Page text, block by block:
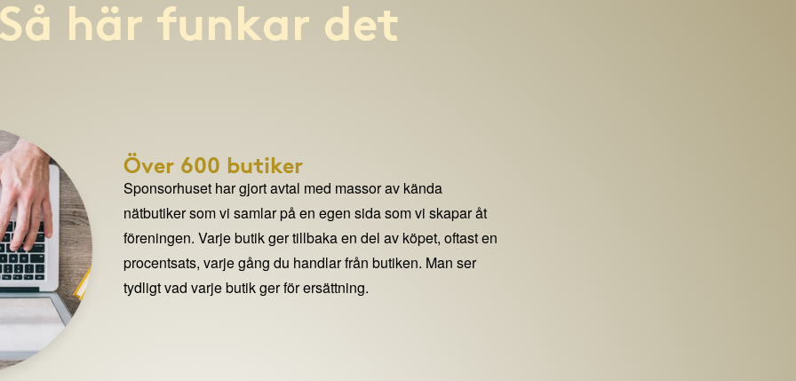
här funkar det
Över 600 butiker
Sponsorhuset har gjort avtal med massor av kända
nätbutiker som vi samlar på en egen sida som vi skapar åt
föreningen. Varje butik ger tillbaka en del av köpet, oftast en
procentsats, varje gång du handlar från butiken. Man ser
tydligt vad varje butik ger för ersättning.